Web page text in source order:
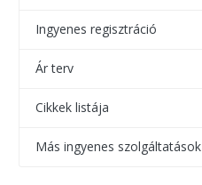
Ingyenes regisztráció
Ár terv
Cikkek listája
Más ingyenes